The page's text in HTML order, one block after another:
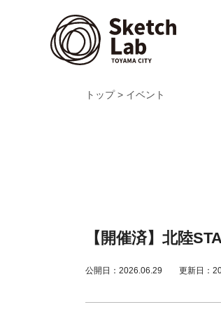
トップ イベント
【開催済】北陸
公開日：2026.06.29 更新日：